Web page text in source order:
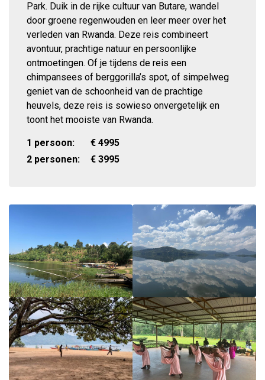
Park. Duik in de rijke cultuur van Butare, wandel
door groene regenwouden en leer meer over het
verleden van Rwanda. Deze reis combineert
avontuur, prachtige natuur en persoonlijke
ontmoetingen. Of je tijdens de reis een
chimpansees of berggorilla’s spot, of simpelweg
geniet van de schoonheid van de prachtige
heuvels, deze reis is sowieso onvergetelijk en
toont het mooiste van Rwanda.
1 persoon: € 4995
2 personen:
€ 3995